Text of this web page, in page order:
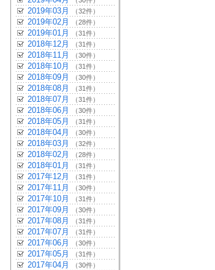
2019年03月 （32件）
2019年02月 （28件）
2019年01月 （31件）
2018年12月 （31件）
2018年11月 （30件）
2018年10月 （31件）
2018年09月 （30件）
2018年08月 （31件）
2018年07月 （31件）
2018年06月 （30件）
2018年05月 （31件）
2018年04月 （30件）
2018年03月 （32件）
2018年02月 （28件）
2018年01月 （31件）
2017年12月 （31件）
2017年11月 （30件）
2017年10月 （31件）
2017年09月 （30件）
2017年08月 （31件）
2017年07月 （31件）
2017年06月 （30件）
2017年05月 （31件）
2017年04月 （30件）